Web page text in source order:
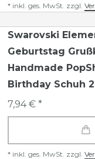
* inkl. ges. MwSt. zzgl.
Swarovski
Geburtstag
Handmade
Birthday Schuh
7,94 € *
* inkl. ges. MwSt. zzgl.